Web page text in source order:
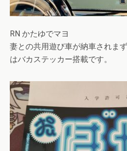
RN かたゆでマヨ
妻との共用遊び車が納車されま
はバカステッカー搭載です。